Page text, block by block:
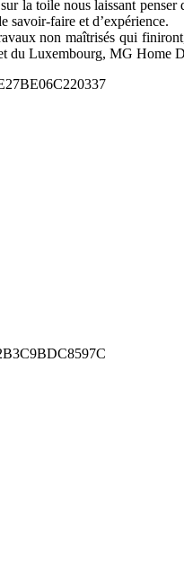
la toile nous laissant
savoir-faire et d’expérience.
non maîtrisés qui
du Luxembourg, MG Home